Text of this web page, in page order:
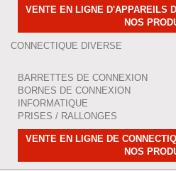
VENTE EN LIGNE D'APPAREILS
NOS
CONNECTIQUE DIVERSE
BARRETTES DE CONNEXION
BORNES DE CONNEXION
INFORMATIQUE
PRISES / RALLONGES
VENTE EN LIGNE DE
NOS